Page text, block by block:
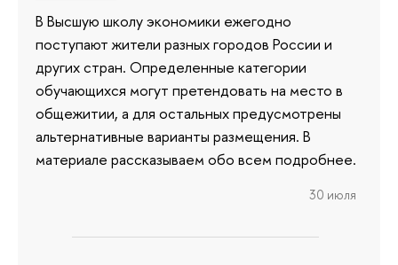
В Высшую школу экономики ежегодно
поступают жители разных городов России и
других стран. Определенные категории
обучающихся могут претендовать на место в
общежитии, а для остальных предусмотрены
альтернативные варианты размещения. В
материале рассказываем обо всем подробнее.
30 июля